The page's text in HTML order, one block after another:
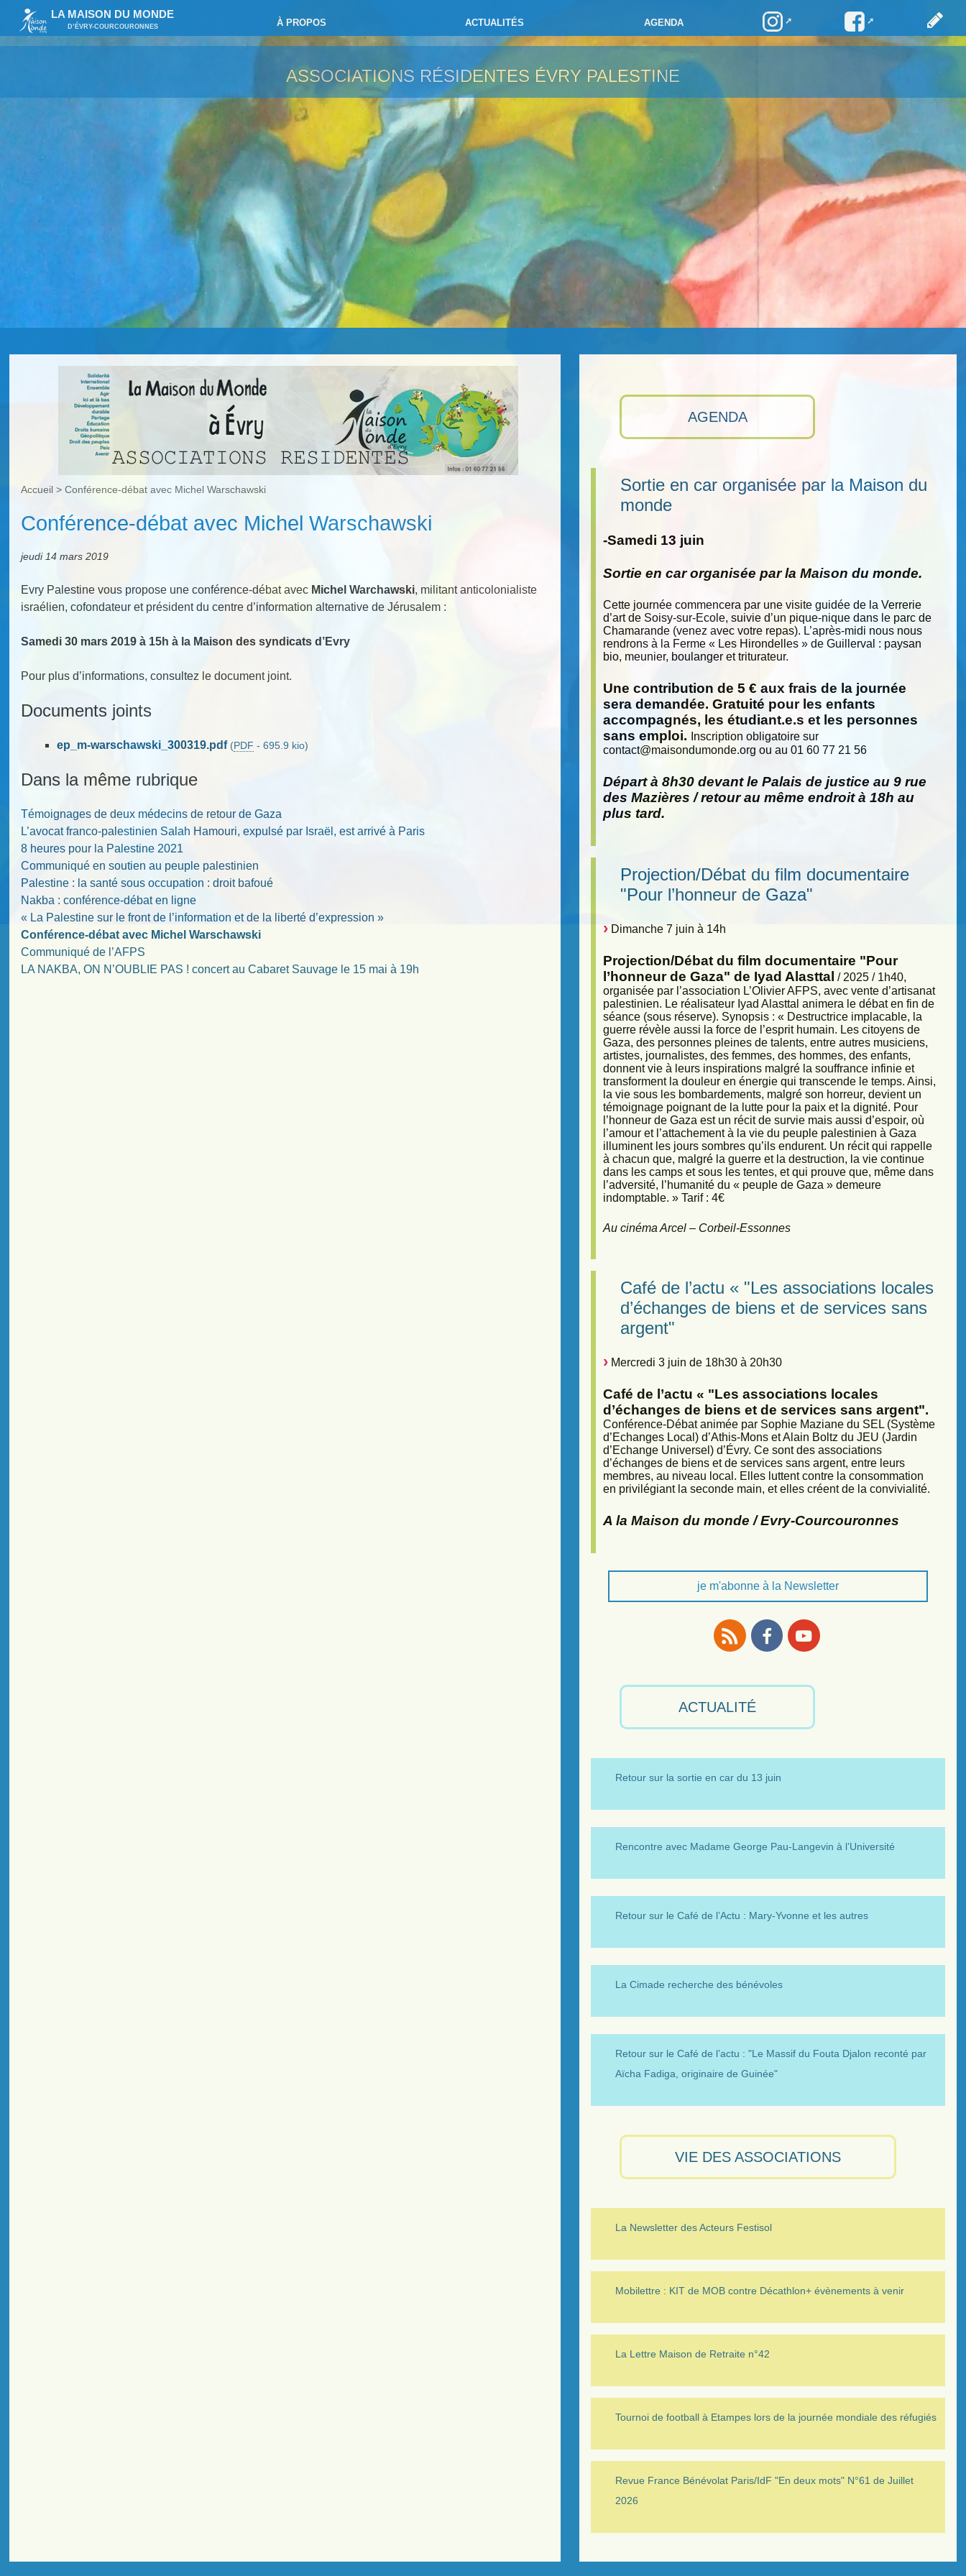
LA MAISON DU MONDE
D’ÉVRY-COURCOURONNES À PROPOS ACTUALITÉS AGENDA
ASSOCIATIONS RÉSIDENTES ÉVRY PALESTINE
AGENDA
Sortie en car organisée par la Maison du
monde
-Samedi 13 juin
Sortie en car organisée par la Maison du monde.
Cette journée commencera par une visite guidée de la Verrerie
d’art de Soisy-sur-Ecole, suivie d’un pique-nique dans le parc de
Chamarande (venez avec votre repas). L’après-midi nous nous
rendrons à la Ferme « Les Hirondelles » de Guillerval : paysan
bio, meunier, boulanger et triturateur.
Une contribution de 5 € aux frais de la journée
sera demandée. Gratuité pour les enfants
accompagnés, les étudiant.e.s et les personnes
sans emploi.
Inscription obligatoire sur
contact@maisondumonde.org ou au 01 60 77 21 56
Départ à 8h30 devant le Palais de justice au 9 rue
des Mazières / retour au même endroit à 18h au
plus tard.
Projection/Débat du film documentaire
"Pour l’honneur de Gaza"
Dimanche 7 juin à 14h
Projection/Débat du film documentaire "Pour
l’honneur de Gaza" de Iyad Alasttal / 2025 / 1h40,
organisée par l’association L’Olivier AFPS, avec vente d’artisanat
palestinien. Le réalisateur Iyad Alasttal animera le débat en fin de
séance (sous réserve). Synopsis : « Destructrice implacable, la
guerre révèle aussi la force de l’esprit humain. Les citoyens de
Gaza, des personnes pleines de talents, entre autres musiciens,
artistes, journalistes, des femmes, des hommes, des enfants,
donnent vie à leurs inspirations malgré la souffrance infinie et
transforment la douleur en énergie qui transcende le temps. Ainsi,
la vie sous les bombardements, malgré son horreur, devient un
témoignage poignant de la lutte pour la paix et la dignité. Pour
l’honneur de Gaza est un récit de survie mais aussi d’espoir, où
l’amour et l’attachement à la vie du peuple palestinien à Gaza
illuminent les jours sombres qu’ils endurent. Un récit qui rappelle
à chacun que, malgré la guerre et la destruction, la vie continue
dans les camps et sous les tentes, et qui prouve que, même dans
l’adversité, l’humanité du « peuple de Gaza » demeure
indomptable. » Tarif : 4€
Au cinéma Arcel – Corbeil-Essonnes
Café de l’actu « "Les associations locales
d’échanges de biens et de services sans
argent"
Mercredi 3 juin de 18h30 à 20h30
Café de l’actu « "Les associations locales
d’échanges de biens et de services sans argent".
Conférence-Débat animée par Sophie Maziane du SEL (Système
d’Echanges Local) d’Athis-Mons et Alain Boltz du JEU (Jardin
d’Echange Universel) d’Évry. Ce sont des associations
d’échanges de biens et de services sans argent, entre leurs
membres, au niveau local. Elles luttent contre la consommation
en privilégiant la seconde main, et elles créent de la convivialité.
A la Maison du monde / Evry-Courcouronnes
je m'abonne à la Newsletter
ACTUALITÉ
Retour sur la sortie en car du 13 juin
Rencontre avec Madame George Pau-Langevin à l’Université
Retour sur le Café de l’Actu : Mary-Yvonne et les autres
La Cimade recherche des bénévoles
Retour sur le Café de l’actu : "Le Massif du Fouta Djalon reconté par
Aïcha Fadiga, originaire de Guinée"
VIE DES ASSOCIATIONS
La Newsletter des Acteurs Festisol
Mobilettre : KIT de MOB contre Décathlon+ évènements à venir
La Lettre Maison de Retraite n°42
Tournoi de football à Etampes lors de la journée mondiale des réfugiés
Revue France Bénévolat Paris/IdF "En deux mots" N°61 de Juillet
2026
Accueil >Conférence-débat avec Michel Warschawski
Conférence-débat avec Michel Warschawski
jeudi 14 mars 2019
Evry Palestine vous propose une conférence-débat avec Michel Warchawski, militant anticolonialiste
israélien, cofondateur et président du centre d’information alternative de Jérusalem :
Samedi 30 mars 2019 à 15h à la Maison des syndicats d’Evry
Pour plus d’informations, consultez le document joint.
Documents joints
ep_m-warschawski_300319.pdf (PDF -695.9 kio)
Dans la même rubrique
Témoignages de deux médecins de retour de Gaza
L’avocat franco-palestinien Salah Hamouri, expulsé par Israël, est arrivé à Paris
8 heures pour la Palestine 2021
Communiqué en soutien au peuple palestinien
Palestine : la santé sous occupation : droit bafoué
Nakba : conférence-débat en ligne
« La Palestine sur le front de l’information et de la liberté d’expression »
Conférence-débat avec Michel Warschawski
Communiqué de l’AFPS
LA NAKBA, ON N’OUBLIE PAS ! concert au Cabaret Sauvage le 15 mai à 19h